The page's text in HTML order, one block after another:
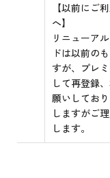
【以前にご
へ】
リニューア
ドは以前の
すが、プレ
して再登録
願いしてお
しますがご
します。